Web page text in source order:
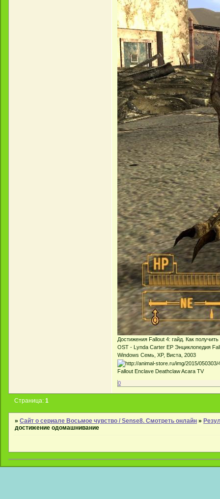
Достижения Fallout 4: гайд. Как
OST - Lynda Carter EP Энциклопедия
Windows Семь, XP, Виста, 2003
Fallout Enclave Deathclaw Acara TV
0
Страница:1
»Сайт о сериале Восьмое чувство / Sense8. Смотреть онлайн »
достижение одомашнивание